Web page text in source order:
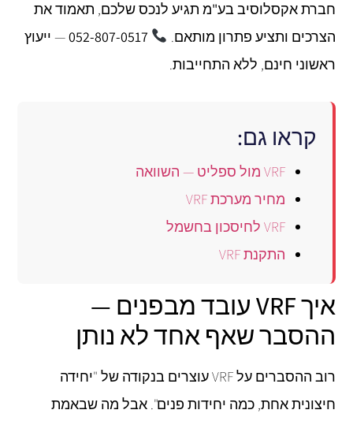
חברתאקסלוסיב בע"מ תגיע לנכס שלכם, תאמוד את
הצרכים ותציע פתרון מותאם.
052-807-0517— ייעוץ
ראשוני חינם, ללא התחייבות.
קראו גם:
VRF מול ספליט — השוואה
מחיר מערכת VRF
VRF לחיסכון בחשמל
התקנת VRF
איך VRF עובד מבפנים —
ההסבר שאף אחד לא נותן
רוב ההסברים על VRF עוצרים בנקודה של "יחידה
חיצונית אחת, כמה יחידות פנים". אבל מה שבאמת